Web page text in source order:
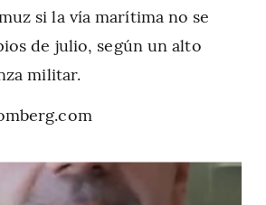
si la vía marítima no se
de julio, según un alto
militar.